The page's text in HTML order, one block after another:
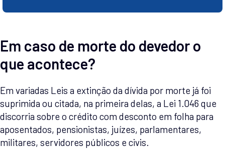
Em caso de morte do devedor o
que acontece?
Em variadas Leis a extinção da dívida por morte já foi
suprimida ou citada, na primeira delas, a Lei 1.046 que
discorria sobre o crédito com desconto em folha para
aposentados, pensionistas, juízes, parlamentares,
militares, servidores públicos e civis.